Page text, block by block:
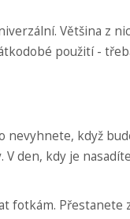
Většina z
použití -
nevyhnete, když
V den, kdy je
fotkám. Přestanete